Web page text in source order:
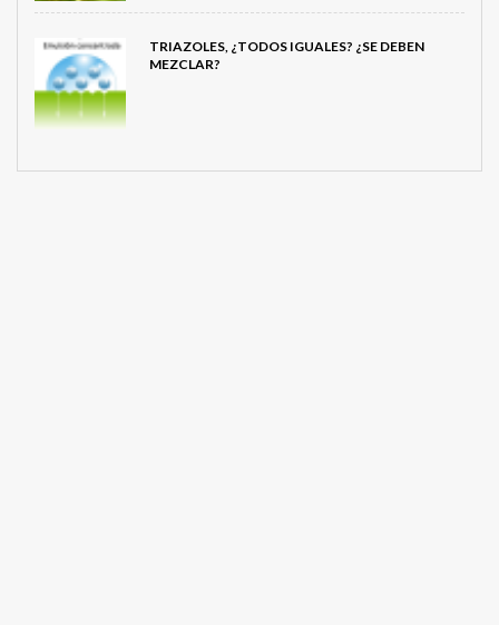
TRIAZOLES, ¿TODOS IGUALES? ¿SE DEBEN
MEZCLAR?